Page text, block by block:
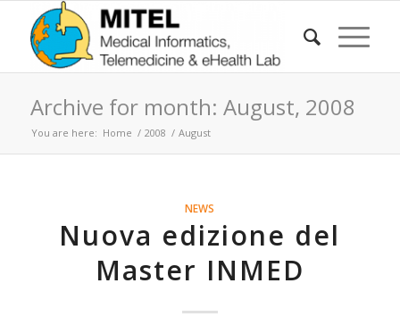
Archive for month: August, 2008
You are here: Home / 2008 / August
NEWS
Nuova edizione del
Master INMED